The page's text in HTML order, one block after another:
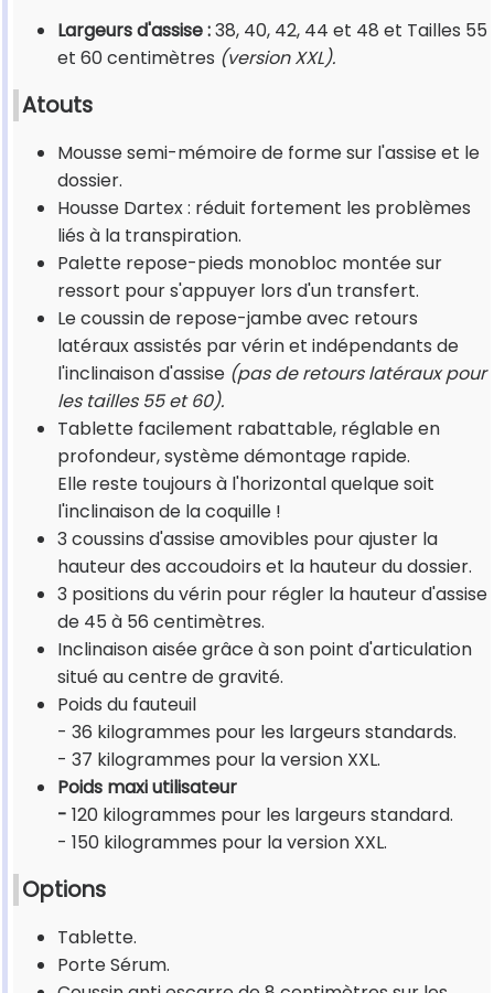
Largeurs d'assise :38, 40, 42, 44 et 48 et Tailles 55
et 60 centimètres (version XXL).
Atouts
Mousse semi-mémoire de forme sur l'assise et le
dossier.
Housse Dartex : réduit fortement les problèmes
liés à la transpiration.
Palette repose-pieds monobloc montée sur
ressort pour s'appuyer lors d'un transfert.
Le coussin de repose-jambe avec retours
latéraux assistés par vérin et indépendants de
l'inclinaison d'assise (pas de retours latéraux pour
les tailles 55 et 60).
Tablette facilement rabattable, réglable en
profondeur, système démontage rapide.
Elle reste toujours à l'horizontal quelque soit
l'inclinaison de la coquille !
3 coussins d'assise amovibles pour ajuster la
hauteur des accoudoirs et la hauteur du dossier.
3 positions du vérin pour régler la hauteur d'assise
de 45 à 56 centimètres.
Inclinaison aisée grâce à son point d'articulation
situé au centre de gravité.
Poids du fauteuil
- 36 kilogrammes pour les largeurs standards.
- 37 kilogrammes pour la version XXL.
Poids maxi utilisateur
- 120 kilogrammes pour les largeurs standard.
- 150 kilogrammes pour la version XXL.
Options
Tablette.
Porte Sérum.